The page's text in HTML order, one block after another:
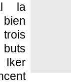
la